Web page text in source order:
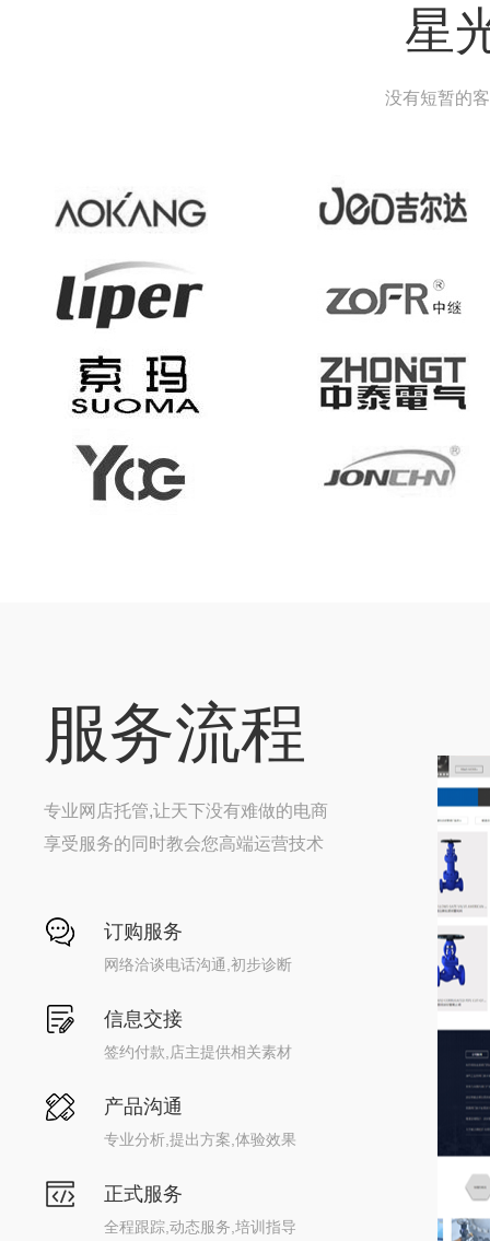
星
没有短暂的
服务流程
专业网店托管,让天下没有难做的电商
享受服务的同时教会您高端运营技术
订购服务
网络洽谈电话沟通,初步诊断
信息交接
签约付款,店主提供相关素材
产品沟通
专业分析,提出方案,体验效果
正式服务
全程跟踪,动态服务,培训指导